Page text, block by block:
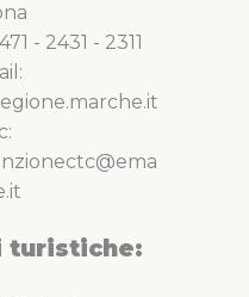
- 2431 - 2311
turistiche: